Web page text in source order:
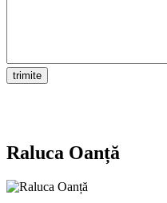
Raluca Oanță